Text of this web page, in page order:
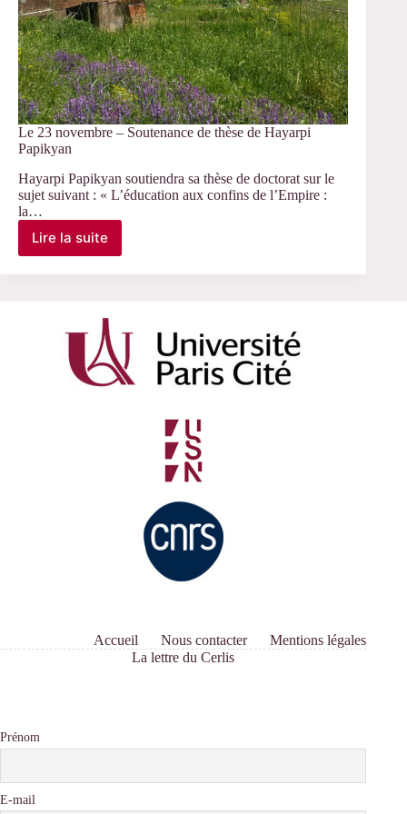
Le 23 novembre – Soutenance de thèse de Hayarpi
Papikyan
Hayarpi Papikyan soutiendra sa thèse de doctorat sur le
sujet suivant : « L’éducation aux confins de l’Empire :
la…
Lire la suite
Le
Soutenance
de
thèse
de
Hayarpi
Accueil Nous contacter
Mentions légales
La lettre du Cerlis
Prénom
E-mail